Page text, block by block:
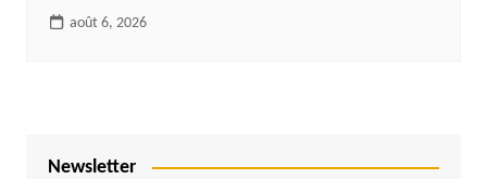
août 6, 2026
Newsletter